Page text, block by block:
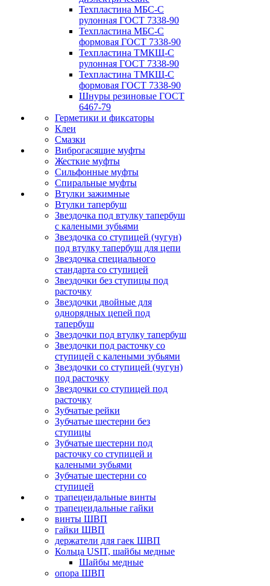
Техпластина МБС-С
рулонная ГОСТ 7338-90
Техпластина МБС-С
формовая ГОСТ 7338-90
Техпластина ТМКЩ-С
рулонная ГОСТ 7338-90
Техпластина ТМКЩ-С
формовая ГОСТ 7338-90
Шнуры резиновые ГОСТ
6467-79
Герметики и фиксаторы
Клеи
Смазки
Виброгасящие муфты
Жесткие муфты
Сильфонные муфты
Спиральные муфты
Втулки зажимные
Втулки тапербуш
Звездочка под втулку тапербуш
c калеными зубьями
Звездочка со ступицей (чугун)
под втулку тапербуш для цепи
Звездочка специального
стандарта со ступицей
Звездочки без ступицы под
расточку
Звездочки двойные для
однорядных цепей под
тапербуш
Звездочки под втулку тапербуш
Звездочки под расточку со
ступицей с калеными зубьями
Звездочки со ступицей (чугун)
под расточку
Звездочки со ступицей под
расточку
Зубчатые рейки
Зубчатые шестерни без
ступицы
Зубчатые шестерни под
расточку со ступицей и
калеными зубьями
Зубчатые шестерни со
ступицей
трапецеидальные винты
трапецеидальные гайки
винты ШВП
гайки ШВП
держатели для гаек ШВП
Кольца USIT, шайбы медные
Шайбы медные
опора ШВП